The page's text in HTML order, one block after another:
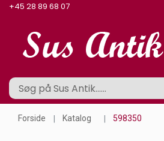
+45 28 89 68 07
Forside Katalog 598350